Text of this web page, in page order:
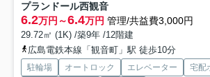
プランドール西観音
6.2万円～6.4万円 管理/共益費3,000円
29.72㎡ (1K) /築9年 /12階建
広島電鉄本線「観音町」駅 徒歩10分
駐輪場 オートロック エレベーター
宅配